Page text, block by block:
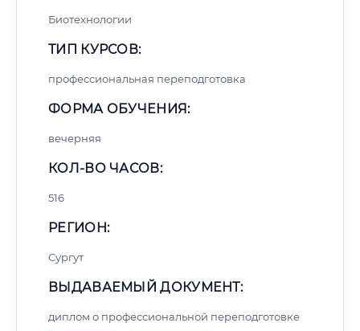
Биотехнологии
ТИП КУРСОВ:
профессиональная переподготовка
ФОРМА ОБУЧЕНИЯ:
вечерняя
КОЛ-ВО ЧАСОВ:
516
РЕГИОН:
Сургут
ВЫДАВАЕМЫЙ ДОКУМЕНТ:
диплом о профессиональной переподготовке